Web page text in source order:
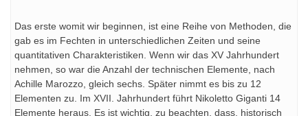
Das erste womit wir beginnen, ist eine Reihe von Methoden, die
gab es im Fechten in unterschiedlichen Zeiten und seine
quantitativen Charakteristiken. Wenn wir das XV Jahrhundert
nehmen, so war die Anzahl der technischen Elemente, nach
Achille Marozzo, gleich sechs. Später nimmt es bis zu 12
Elementen zu. Im XVII. Jahrhundert führt Nikoletto Giganti 14
Elemente heraus. Es ist wichtig, zu beachten, dass, historisch